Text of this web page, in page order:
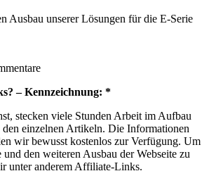
Ausbau unserer Lösungen für die E-Serie
– Kennzeichnung: *
stecken viele Stunden Arbeit im Aufbau
den einzelnen Artikeln. Die Informationen
wir bewusst kostenlos zur Verfügung. Um
den weiteren Ausbau der Webseite zu
unter anderem Affiliate-Links.